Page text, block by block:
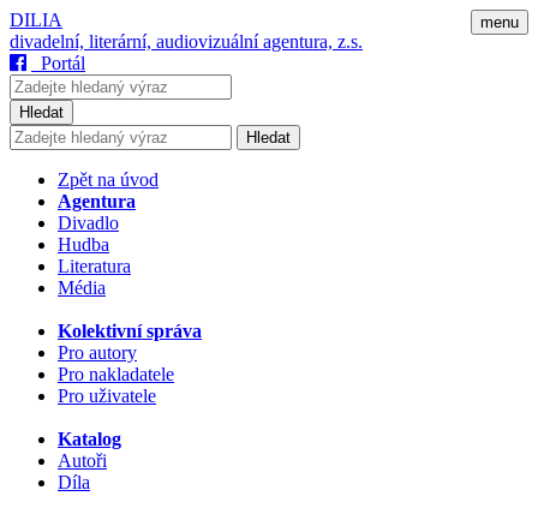
menu
DILIA
divadelní, literární, audiovizuální agentura, z.s.
Portál
Hledat
Hledat
Zpět na úvod
Agentura
Divadlo
Hudba
Literatura
Média
Kolektivní správa
Pro autory
Pro nakladatele
Pro uživatele
Katalog
Autoři
Díla